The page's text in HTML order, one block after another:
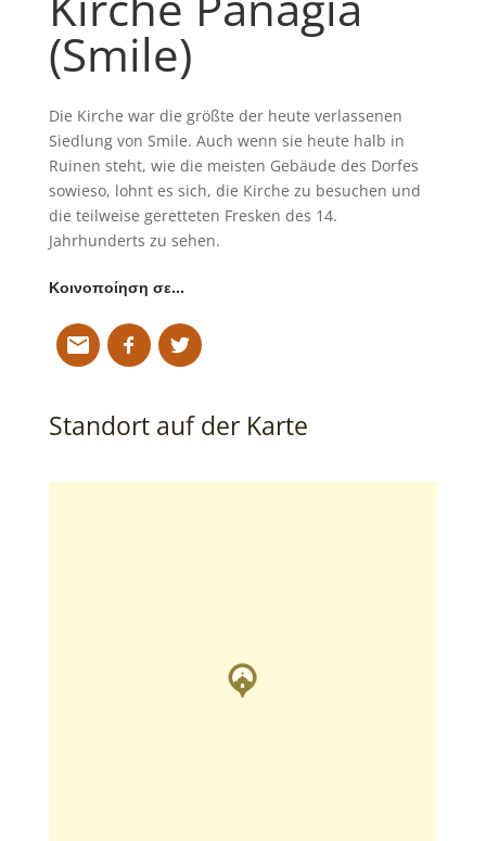
(Smile)
Die Kirche war die größte der heute verlassenen
Siedlung von Smile. Auch wenn sie heute halb in
Ruinen steht, wie die meisten Gebäude des Dorfes
sowieso, lohnt es sich, die Kirche zu besuchen und
die teilweise geretteten Fresken des 14.
Jahrhunderts zu sehen.
Κοινοποίηση σε…
Standort auf der Karte